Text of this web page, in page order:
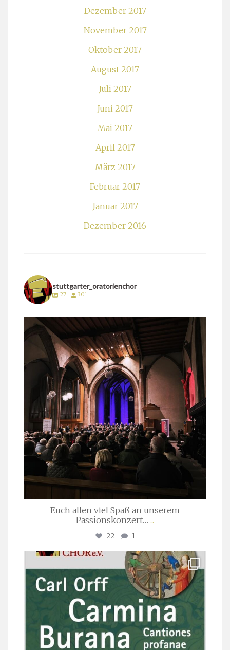
Dezember 2017
November 2017
Oktober 2017
August 2017
Juli 2017
Juni 2017
Mai 2017
April 2017
März 2017
Februar 2017
Januar 2017
Dezember 2016
stuttgarter_oratorienchor
27 301
stuttgarter_oratorienchor
März 24
Euch allen viel Spaß an unserem
Passionskonzert… ...
22 1
stuttgarter_oratorienchor
Juli 22